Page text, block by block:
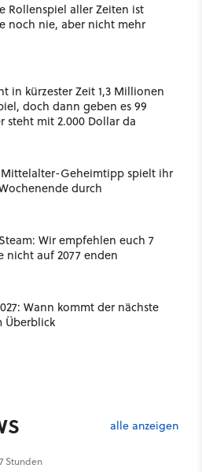
Rollenspiel aller Zeiten ist
noch nie, aber nicht mehr
in kürzester Zeit 1,3 Millionen
doch dann geben es 99
steht mit 2.000 Dollar da
Geheimtipp spielt ihr
durch
Wir empfehlen euch 7
nicht auf 2077 enden
Wann kommt der nächste
Überblick
alle anzeigen
Stunden